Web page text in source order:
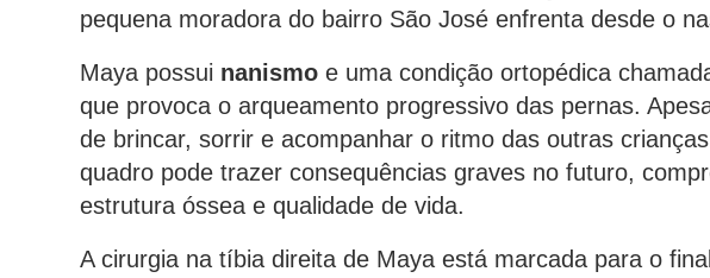
pequena moradora do bairro São José enfrenta desde o
Maya possui nanismo e uma condição ortopédica
que provoca o arqueamento progressivo das pernas.
de brincar, sorrir e acompanhar o ritmo das outras
quadro pode trazer consequências graves no futuro,
estrutura óssea e qualidade de vida.
A cirurgia na tíbia direita de Maya está marcada para o